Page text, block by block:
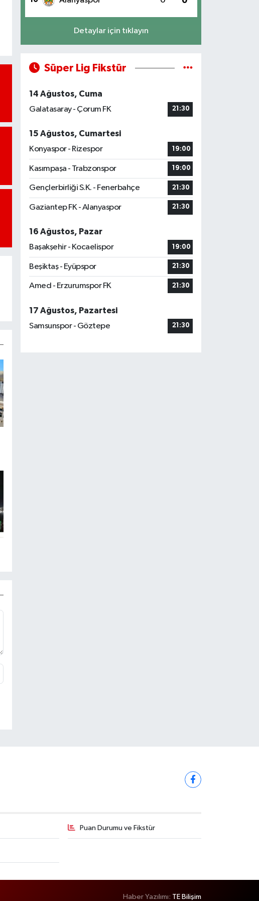
Detaylar için tıklayın
Süper Lig Fikstür
14 Ağustos, Cuma
Galatasaray - Çorum FK
21:30
15 Ağustos, Cumartesi
Konyaspor - Rizespor
19:00
Kasımpaşa - Trabzonspor 19:00
Gençlerbirliği S.K. - Fenerbahçe 21:30
Gaziantep FK - Alanyaspor 21:30
16 Ağustos, Pazar
Başakşehir - Kocaelispor
19:00
Beşiktaş - Eyüpspor 21:30
Amed - Erzurumspor FK 21:30
17 Ağustos, Pazartesi
Samsunspor - Göztepe
21:30
Puan Durumu ve Fikstür
Haber Yazılımı: TE Bilişim